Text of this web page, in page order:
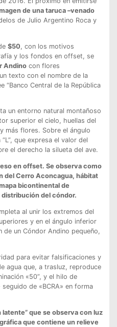
de una taruca –venado
de Julio Argentino Roca y
$50, con los motivos
y los fondos en offset, se
Andinocon flores
texto con el nombre de la
“Banco Central de la República
un entorno natural montañoso
superior el cielo, huellas del
más flores. Sobre el ángulo
que expresa el valor del
el derecho la silueta del ave.
en offset. Se observa como
del Cerro Aconcagua, hábitat
bicontinental de
del cóndor.
al unir los extremos del
y en el ángulo inferior
de un Cóndor Andino pequeño,
para evitar falsificaciones y
agua que, a trasluz, reproduce
«50”, y el hilo de
de «BCRA» en forma
que se observa con luz
que contiene un relieve